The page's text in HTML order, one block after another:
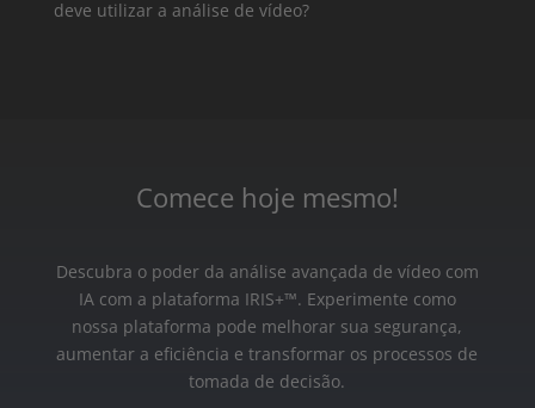
Comece hoje mesmo!
Descubra o poder da análise avançada de vídeo com
IA com a plataforma IRIS+™. Experimente como
nossa plataforma pode melhorar sua segurança,
aumentar a eficiência e transformar os processos de
tomada de decisão.